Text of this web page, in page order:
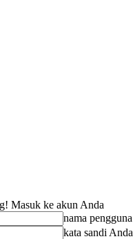
Masuk ke akun Anda
nama pengguna
kata sandi Anda